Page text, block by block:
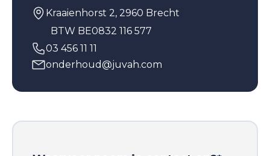
Kraaienhorst 2, 2960 Brecht
BTW BE0832 116 577
03 456 11 11
onderhoud@juvah.com